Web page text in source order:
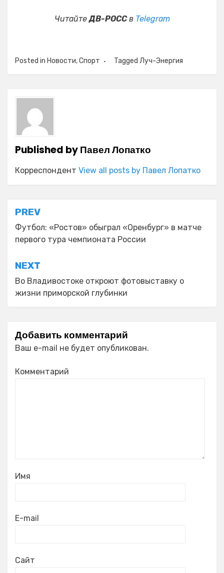
ЧитайтеДВ-РОССв Telegram
Posted in Новости,Спорт Tagged Луч-Энергия
Published byПавел Лопатко
Корреспондент View all posts by Павел Лопатко
Навигация
по
записям
PREV
Футбол: «Ростов» обыграл «Оренбург» в матче
первого тура чемпионата России
NEXT
Во Владивостоке откроют фотовыставку о
жизни приморской глубинки
Добавить комментарий
Ваш e-mail не будет опубликован.
Комментарий
Имя
E-mail
Сайт